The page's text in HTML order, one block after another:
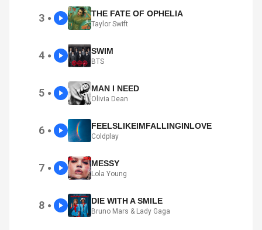
3 ● THE FATE OF OPHELIA
Taylor Swift
4 ● SWIM
BTS
5 ● MAN I NEED
Olivia Dean
6 ● FEELSLIKEIMFALLINGINLOVE
Coldplay
7 ● MESSY
Lola Young
8 ● DIE WITH A SMILE
Bruno Mars & Lady Gaga